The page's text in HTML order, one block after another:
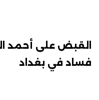
القبض على أحمد
فساد في بغداد